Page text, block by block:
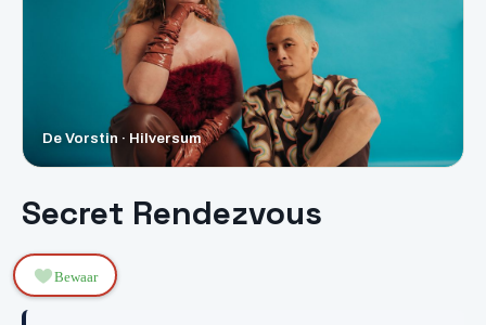
De Vorstin · Hilversum
Secret Rendezvous
Bewaar